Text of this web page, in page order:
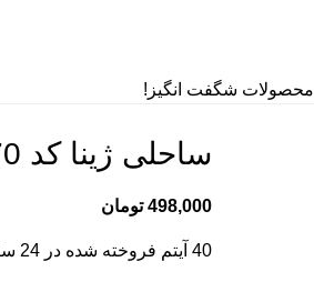
محصولات شگفت انگیز!
ساحلی ژینا کد 11970
498,000 تومان
40 آیتم فروخته شده در 24 ساعت